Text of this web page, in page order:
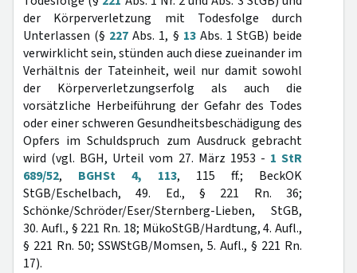
der Körperverletzung mit Todesfolge durch
Unterlassen (§ 227 Abs. 1, § 13Abs. 1 StGB) beide
verwirklicht sein, stünden auch diese zueinander im
Verhältnis der Tateinheit, weil nur damit sowohl
der Körperverletzungserfolg als auch die
vorsätzliche Herbeiführung der Gefahr des Todes
oder einer schweren Gesundheitsbeschädigung des
Opfers im Schuldspruch zum Ausdruck gebracht
wird (vgl. BGH, Urteil vom 27. März 1953 - 1 StR
689/52, BGHSt 4, 113, 115 ff.; BeckOK
StGB/Eschelbach, 49. Ed., § 221 Rn. 36;
Schönke/Schröder/Eser/Sternberg-Lieben, StGB,
30. Aufl., § 221 Rn. 18; MükoStGB/Hardtung, 4. Aufl.,
§ 221 Rn. 50; SSWStGB/Momsen, 5. Aufl., § 221 Rn.
17).